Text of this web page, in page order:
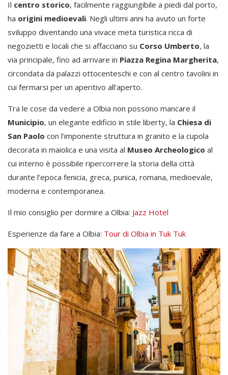
Il centro storico, facilmente raggiungibile a piedi dal porto,
ha origini medioevali. Negli ultimi anni ha avuto un forte
sviluppo diventando una vivace meta turistica ricca di
negozietti e locali che si affacciano su Corso Umberto, la
via principale, fino ad arrivare in Piazza Regina Margherita,
circondata da palazzi ottocenteschi e con al centro tavolini in
cui fermarsi per un aperitivo all’aperto.
Tra le cose da vedere a Olbia non possono mancare il
Municipio, un elegante edificio in stile liberty, la Chiesa di
San Paolo con l’imponente struttura in granito e la cupola
decorata in maiolica e una visita al Museo Archeologico al
cui interno è possibile ripercorrere la storia della città
durante l’epoca fenicia, greca, punica, romana, medioevale,
moderna e contemporanea.
Il mio consiglio per dormire a Olbia: Jazz Hotel
Esperienze da fare a Olbia: Tour di Olbia in Tuk Tuk